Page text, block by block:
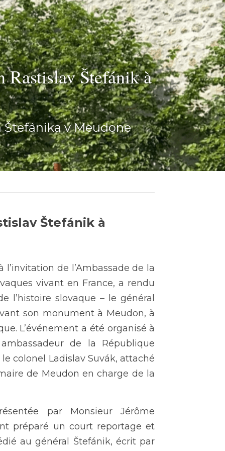
Štefánik à
Štefánika v Meudone
Štefánik à
l’invitation de l’Ambassade de la
vivant en France, a rendu
l’histoire slovaque – le général
son monument à Meudon, à
L’événement a été organisé à
de la République
colonel Ladislav Suvák, attaché
de Meudon en charge de la
par Monsieur Jérôme
préparé un court reportage et
au général Štefánik, écrit par